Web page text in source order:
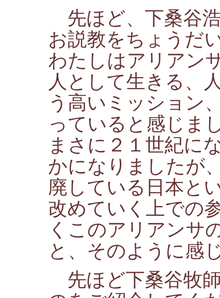
先ほど、下桑谷
お説教をちょうだ
わたしはアリアン
人として生きる、
う高いミッション
っていると感じま
まさに２１世紀に
かになりましたが
廃している日本と
改めていく上での
くこのアリアンサ
と、そのように感
先ほど下桑谷牧